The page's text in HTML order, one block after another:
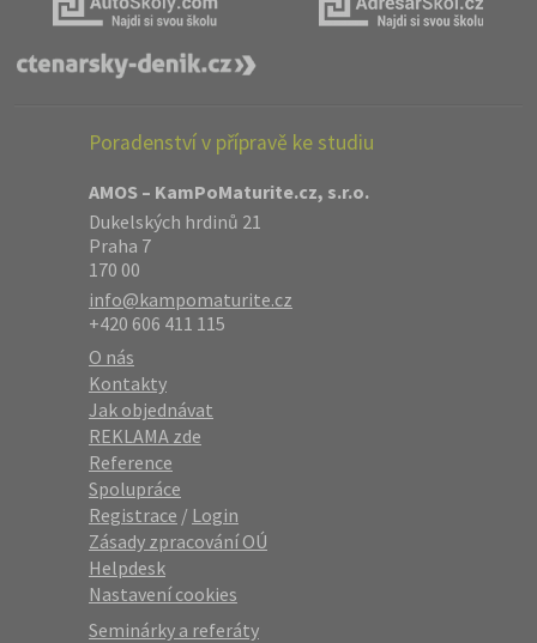
Poradenství v přípravě ke studiu
AMOS – KamPoMaturite.cz, s.r.o.
Dukelských hrdinů 21
Praha 7
170 00
info@kampomaturite.cz
+420 606 411 115
O nás
Kontakty
Jak objednávat
REKLAMA zde
Reference
Spolupráce
Registrace / Login
Zásady zpracování OÚ
Helpdesk
Nastavení cookies
Seminárky a referáty